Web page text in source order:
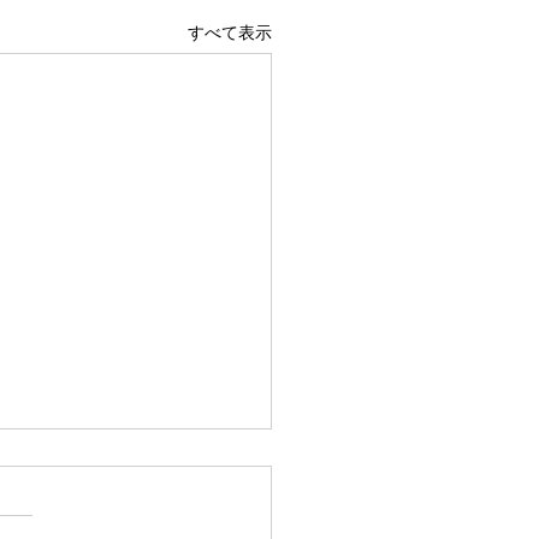
すべて表示
島駅前店 1階 吹き抜け